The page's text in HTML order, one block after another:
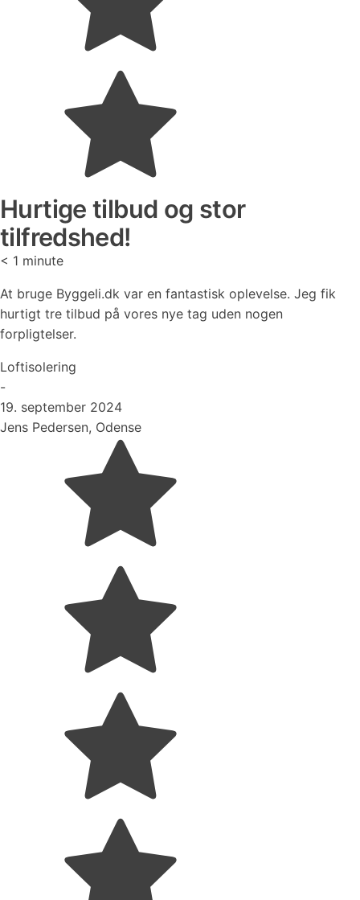
Hurtige tilbud og stor
tilfredshed!
< 1 minute
At bruge Byggeli.dk var en fantastisk oplevelse. Jeg fik
hurtigt tre tilbud på vores nye tag uden nogen
forpligtelser.
Loftisolering
-
19. september 2024
Jens Pedersen, Odense